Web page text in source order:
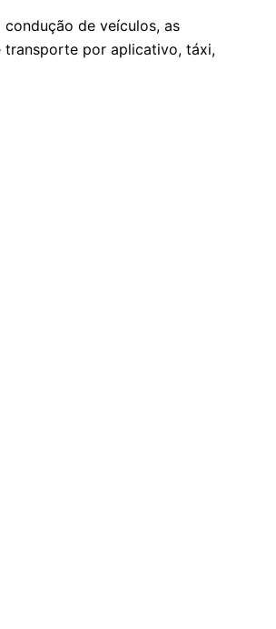
de veículos, as
transporte por aplicativo, táxi,